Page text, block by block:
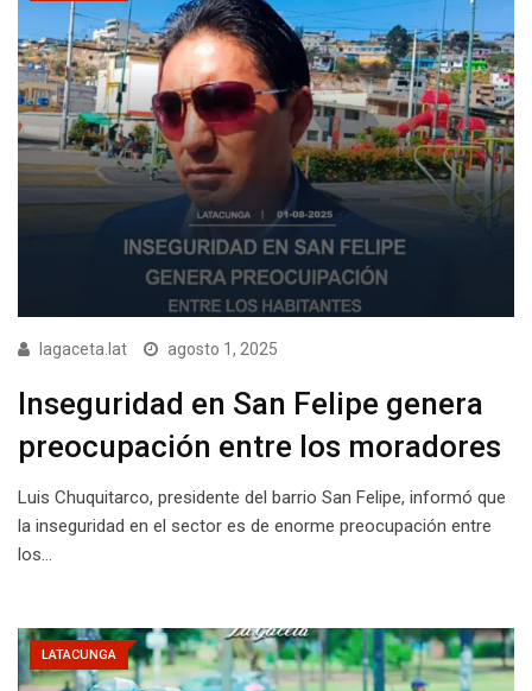
lagaceta.lat agosto 1, 2025
Inseguridad en San Felipe genera
preocupación entre los moradores
Luis Chuquitarco, presidente del barrio San Felipe, informó que
la inseguridad en el sector es de enorme preocupación entre
los…
LATACUNGA